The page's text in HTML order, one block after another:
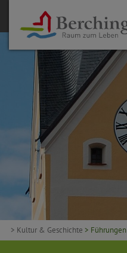
> Kultur & Geschichte > Führungen